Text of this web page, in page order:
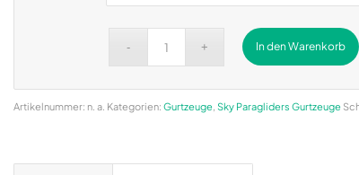
In den Warenkorb
Artikelnummer: n. a. Kategorien: Gurtzeuge, Sky Paragliders Gurtzeuge